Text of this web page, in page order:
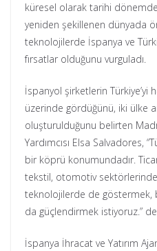
küresel olarak tarihi
yeniden şekillenen dünyada
teknolojilerde İspanya ve
fırsatlar olduğunu vurguladı.
İspanyol şirketlerin Türkiye’yi
üzerinde gördüğünü, iki ülke
oluşturulduğunu belirten
Yardımcısı Elsa Salvadores,
bir köprü konumundadır.
tekstil, otomotiv
teknolojilerde de göstermek,
da güçlendirmek istiyoruz.”
İspanya İhracat ve Yatırım